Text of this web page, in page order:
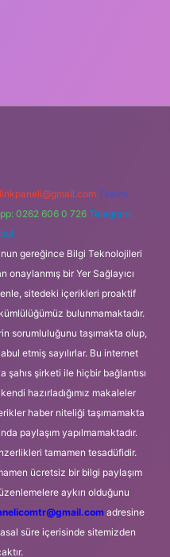
Teams:
0262 606 0 726 Telegram:
gereğince Bilgi Teknolojileri
onaylanmış bir Yer Sağlayıcı
sitedeki içerikleri proaktif
bulunmamaktadır.
sorumluluğunu taşımakta olup,
etmiş sayılırlar. Bu internet
şirketi ile hiçbir bağlantısı
hazırladığımız makaleler
haber niteliği taşımamakta
paylaşım yapılmamaktadır.
tamamen tesadüfidir.
ücretsiz bir bilgi paylaşım
aykırı olduğunu
adresine
süre içerisinde sitemizden